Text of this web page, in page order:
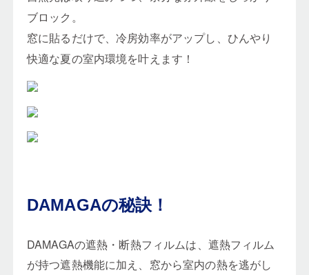
ブロック。
窓に貼るだけで、冷房効率がアップし、ひんやり
快適な夏の室内環境を叶えます！
DAMAGAの秘訣！
DAMAGAの遮熱・断熱フィルムは、遮熱フィルム
が持つ遮熱機能に加え、窓から室内の熱を逃がし